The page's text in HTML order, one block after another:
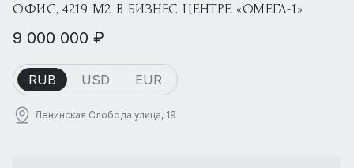
ОФИС, 4219 М2 В БИЗНЕС ЦЕНТРЕ «ОМЕГА-1»
9 000 000 ₽
RUB USD EUR
Ленинская Слобода улица, 19